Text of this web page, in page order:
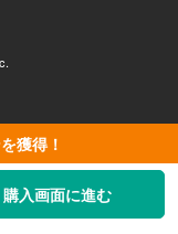
獲得！
購入画面に進む